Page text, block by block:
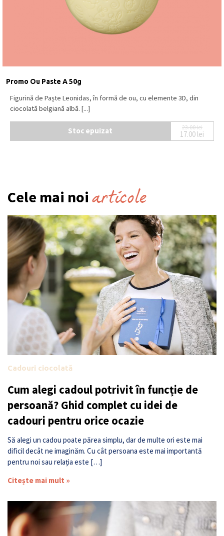
Promo Ou Paste A 50g
Figurină de Paște Leonidas, în formă de ou, cu elemente 3D, din
ciocolată belgiană albă. [...]
Stoc epuizat 23.00lei
Prețul
17.00 lei
Prețul
Cele mai noi articole
Cadouri ciocolată
Cum alegi cadoul potrivit în funcție de
persoană? Ghid complet cu idei de
cadouri pentru orice ocazie
Să alegi un cadou poate părea simplu, dar de multe ori este mai
dificil decât ne imaginăm. Cu cât persoana este mai importantă
pentru noi sau relația este […]
Citește mai mult »